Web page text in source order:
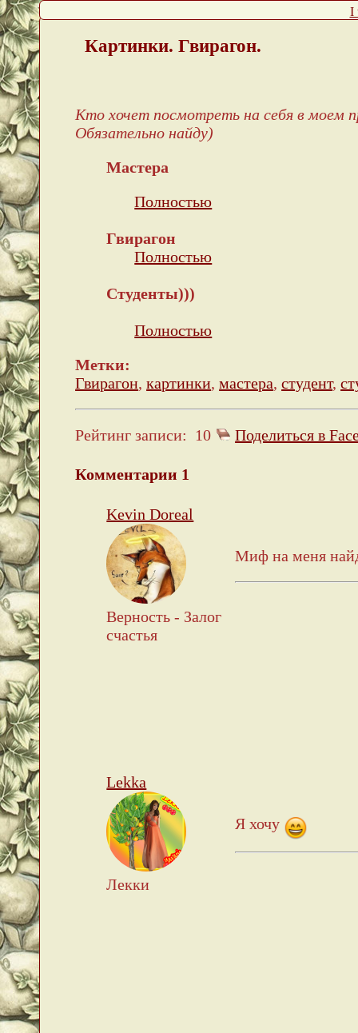
I
Картинки. Гвирагон.
Кто хочет посмотреть на себя в моем
Обязательно найду)
Мастера
Полностью
Гвирагон
Полностью
Студенты)))
Полностью
Метки:
Гвирагон,картинки,мастера,студент,
Рейтинг записи: 10 Поделиться в
Комментарии 1
Kevin Doreal
Верность - Залог
счастья
Миф на меня
Lekka
Лекки
Я хочу